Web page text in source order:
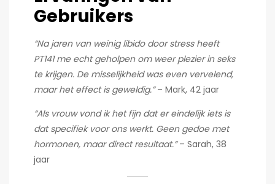
Gebruikers
“Na jaren van weinig libido door stress heeft
PT141 me echt geholpen om weer plezier in seks
te krijgen. De misselijkheid was even vervelend,
maar het effect is geweldig.”– Mark, 42 jaar
“Als vrouw vond ik het fijn dat er eindelijk iets is
dat specifiek voor ons werkt. Geen gedoe met
hormonen, maar direct resultaat.”– Sarah, 38
jaar